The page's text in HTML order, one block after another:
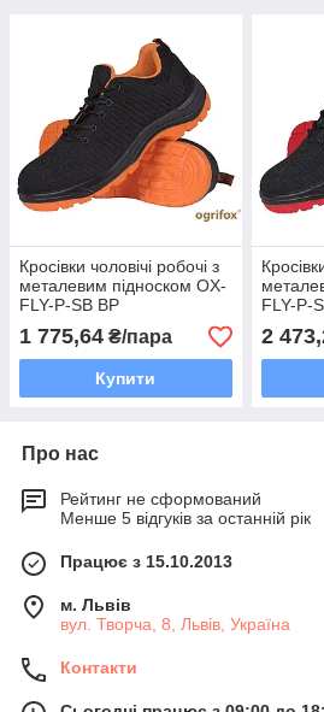
Кросівки чоловічі робочі з
металевим підноском OX-
FLY-P-SB BP
1 775,64 ₴/пара
Купити
FLY-P-
2
Про нас
Рейтинг не сформований
Менше 5 відгуків за останній рік
Працює з 15.10.2013
м. Львів
вул. Творча, 8, Львів, Україна
Контакти